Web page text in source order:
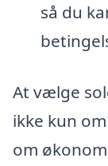
så du
At vælge
ikke kun
om